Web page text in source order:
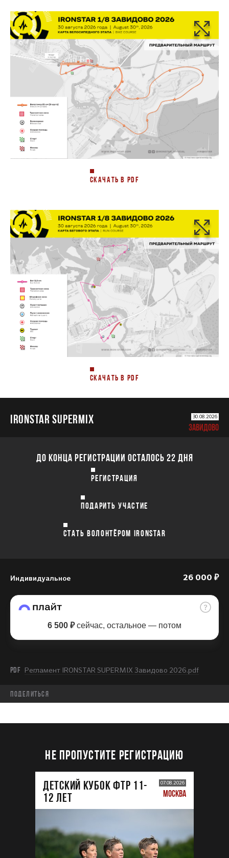
СКАЧАТЬ В PDF
СКАЧАТЬ В PDF
IRONSTAR SUPERMIX 30.08.2026
ЗАВИДОВО
ДО КОНЦА РЕГИСТРАЦИИ ОСТАЛОСЬ 22 ДНЯ
РЕГИСТРАЦИЯ
ПОДАРИТЬ УЧАСТИЕ
СТАТЬ ВОЛОНТЁРОМ IRONSTAR
Индивидуальное 26 000 ₽
6 500 ₽сейчас, остальное — потом
PDF Регламент IRONSTAR SUPERMIX Завидово 2026.pdf
Поделиться
НЕ ПРОПУСТИТЕ РЕГИСТРАЦИЮ
ДЕТСКИЙ КУБОК ФТР 11-
12 лет
07.08.2026
МОСКВА